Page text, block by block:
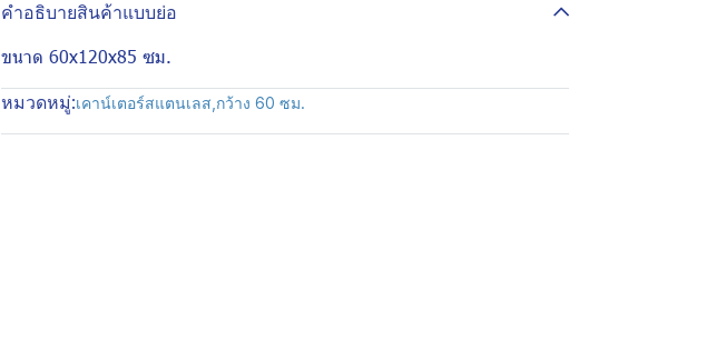
คำอธิบายสินค้าแบบย่อ
ขนาด 60x120x85 ซม.
หมวดหมู่:เคาน์เตอร์สแตนเลส กว้าง 60 ซม.